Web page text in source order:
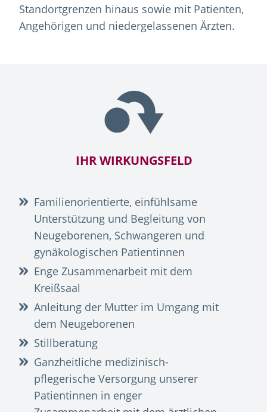
Standortgrenzen hinaus sowie mit Patienten,
Angehörigen und niedergelassenen Ärzten.
IHR WIRKUNGSFELD
Familienorientierte, einfühlsame
Unterstützung und Begleitung von
Neugeborenen, Schwangeren und
gynäkologischen Patientinnen
Enge Zusammenarbeit mit dem
Kreißsaal
Anleitung der Mutter im Umgang mit
dem Neugeborenen
Stillberatung
Ganzheitliche medizinisch-
pflegerische Versorgung unserer
Patientinnen in enger